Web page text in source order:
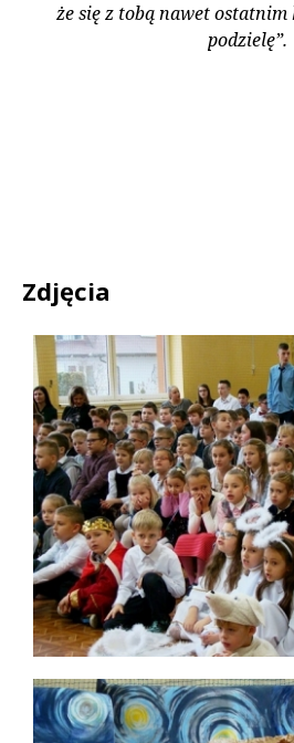
że się z tobą nawet ostatnim
podzielę”.
Zdjęcia